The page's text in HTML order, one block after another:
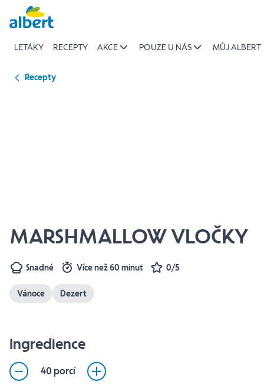
Přeskočit
LETÁKY RECEPTY AKCE POUZE U NÁS MŮJ ALBERT
Recepty
MARSHMALLOW VLOČKY
Snadné Více než 60 minut 0/5
Vánoce Dezert
Ingredience
40 porcí